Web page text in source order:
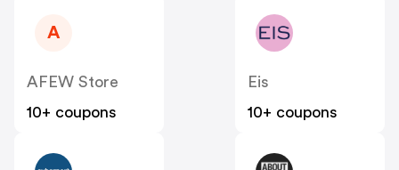
A
AFEW Store
10+ coupons
Eis
10+ coupons